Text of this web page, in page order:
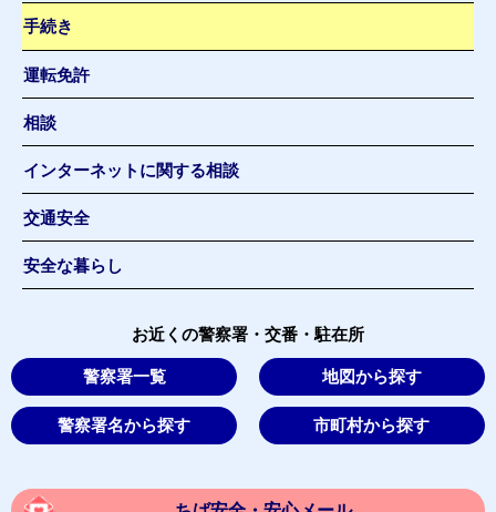
手続き
運転免許
相談
インターネットに関する相談
交通安全
安全な暮らし
お近くの警察署・交番・駐在所
警察署一覧 地図から探す
警察署名から探す 市町村から探す